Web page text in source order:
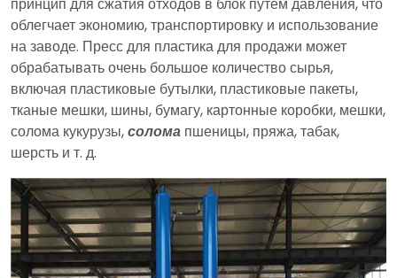
принцип для сжатия отходов в блок путем давления, что
облегчает экономию, транспортировку и использование
на заводе. Пресс для пластика для продажи может
обрабатывать очень большое количество сырья,
включая пластиковые бутылки, пластиковые пакеты,
тканые мешки, шины, бумагу, картонные коробки, мешки,
солома кукурузы,солома пшеницы, пряжа, табак,
шерсть и т. д.